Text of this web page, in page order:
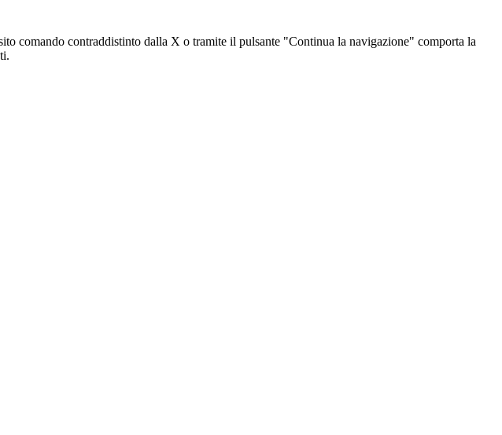
comando contraddistinto dalla X o tramite il pulsante "Continua la navigazione" comporta la